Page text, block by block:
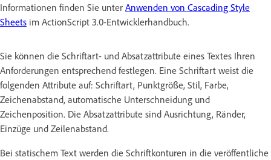
Informationen finden Sie unter Anwenden von Cascading Style
Sheets im ActionScript 3.0-Entwicklerhandbuch.
Sie können die Schriftart- und Absatzattribute eines Textes Ihren
Anforderungen entsprechend festlegen. Eine Schriftart weist die
folgenden Attribute auf: Schriftart, Punktgröße, Stil, Farbe,
Zeichenabstand, automatische Unterschneidung und
Zeichenposition. Die Absatzattribute sind Ausrichtung, Ränder,
Einzüge und Zeilenabstand.
Bei statischem Text werden die Schriftkonturen in die veröffentliche